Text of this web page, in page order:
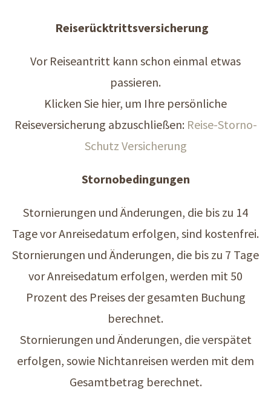
Reiserücktrittsversicherung
Vor Reiseantritt kann schon einmal etwas
passieren.
Klicken Sie hier, um Ihre persönliche
Reiseversicherung abzuschließen: Reise-Storno-
Schutz Versicherung
Stornobedingungen
Stornierungen und Änderungen, die bis zu 14
Tage vor Anreisedatum erfolgen, sind kostenfrei.
Stornierungen und Änderungen, die bis zu 7 Tage
vor Anreisedatum erfolgen, werden mit 50
Prozent des Preises der gesamten Buchung
berechnet.
Stornierungen und Änderungen, die verspätet
erfolgen, sowie Nichtanreisen werden mit dem
Gesamtbetrag berechnet.